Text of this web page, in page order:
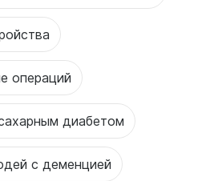
операций
диабетом
с деменцией